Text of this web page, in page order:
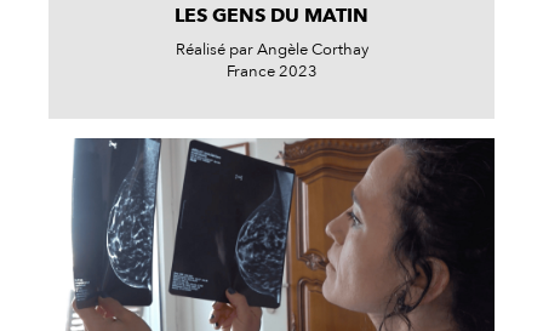
LES GENS DU MATIN
Réalisé par Angèle Corthay
France 2023